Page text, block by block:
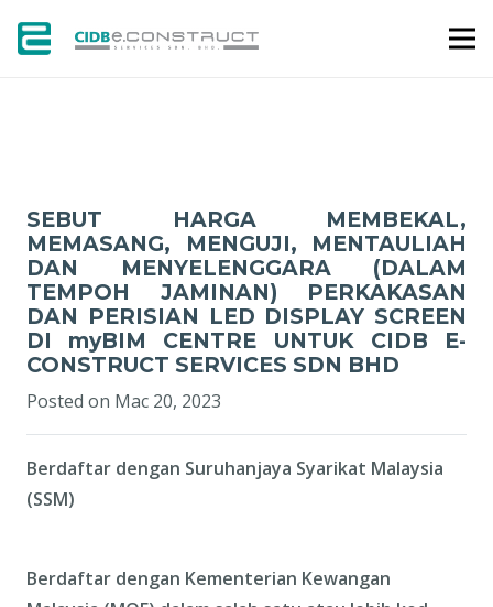
SEBUT HARGA MEMBEKAL,
MEMASANG, MENGUJI, MENTAULIAH
DAN MENYELENGGARA (DALAM
TEMPOH JAMINAN) PERKAKASAN
DAN PERISIAN LED DISPLAY SCREEN
DI myBIM CENTRE UNTUK CIDB E-
CONSTRUCT SERVICES SDN BHD
Posted on Mac 20, 2023
Berdaftar dengan Suruhanjaya Syarikat Malaysia
(SSM)
Berdaftar dengan Kementerian Kewangan